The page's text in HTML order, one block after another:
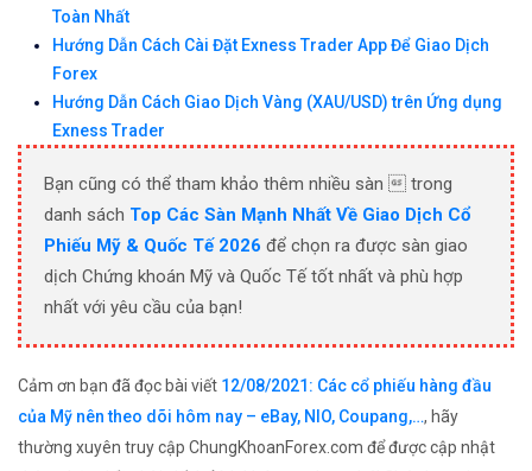
Toàn Nhất
Hướng Dẫn Cách Cài Đặt Exness Trader App Để Giao Dịch
Forex
Hướng Dẫn Cách Giao Dịch Vàng (XAU/USD) trên Ứng dụng
Exness Trader
Bạn cũng có thể tham khảo thêm nhiều sàn  trong
danh sách Top Các Sàn Mạnh Nhất Về Giao Dịch Cổ
Phiếu Mỹ & Quốc Tế 2026 để chọn ra được sàn giao
dịch Chứng khoán Mỹ và Quốc Tế tốt nhất và phù hợp
nhất với yêu cầu của bạn!
Cảm ơn bạn đã đọc bài viết 12/08/2021: Các cổ phiếu hàng đầu
của Mỹ nên theo dõi hôm nay – eBay, NIO, Coupang,…, hãy
thường xuyên truy cập ChungKhoanForex.com để được cập nhật